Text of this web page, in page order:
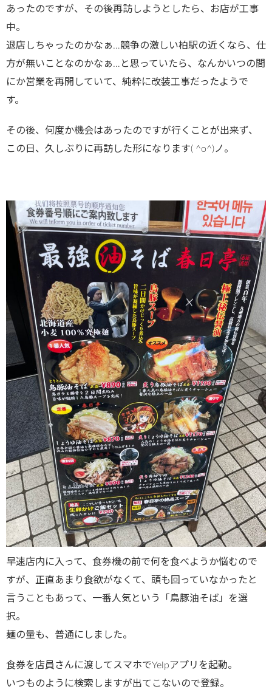
あったのですが、その後再訪しようとしたら、お店が工事
中。
退店しちゃったのかなぁ…競争の激しい柏駅の近くなら、仕
方が無いことなのかなぁ…と思っていたら、なんかいつの間
にか営業を再開していて、純粋に改装工事だったようで
す。
その後、何度か機会はあったのですが行くことが出来ず、
この日、久しぶりに再訪した形になります( ^o^)ノ。
早速店内に入って、食券機の前で何を食べようか悩むので
すが、正直あまり食欲がなくて、頭も回っていなかったと
言うこともあって、一番人気という「鳥豚油そば」を選
択。
麺の量も、普通にしました。
食券を店員さんに渡してスマホでYelpアプリを起動。
いつものように検索しますが出てこないので登録。